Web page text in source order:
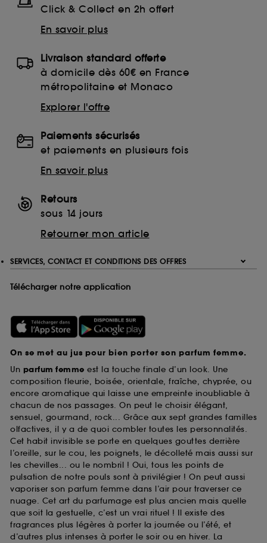
Click & Collect en 2h offert
En savoir plus
Livraison standard offerte
à domicile dès 60€ en France
métropolitaine et Monaco
Explorer l'offre
Paiements sécurisés
et paiements en plusieurs fois
En savoir plus
Retours
sous 14 jours
Retourner mon article
SERVICES, CONTACT ET CONDITIONS DES OFFRES
Télécharger notre application
On se met au jus pour bien porter son parfum femme.
Un parfum femme est la touche finale d’un look. Une
composition fleurie, boisée, orientale, fraîche, chyprée, ou
encore aromatique qui laisse une empreinte inoubliable à
chacun de nos passages. On peut le choisir élégant,
sensuel, gourmand, rock... Grâce aux sept grandes familles
olfactives, il y a de quoi combler toutes les personnalités.
Cet habit invisible se porte en quelques gouttes derrière
l’oreille, sur le cou, les poignets, le décolleté mais aussi sur
les chevilles... ou le nombril ! Oui, tous les points de
pulsation de notre pouls sont à privilégier ! On peut aussi
vaporiser son parfum femme dans l’air pour traverser ce
nuage. Cet art du parfumage est plus ancien mais quelle
que soit la gestuelle, c’est un vrai rituel ! Il existe des
fragrances plus légères à porter la journée ou l’été, et
d’autres plus intenses à porter le soir ou en hiver. La